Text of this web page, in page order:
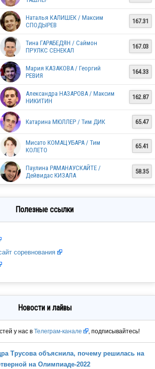
Наталья КАЛИШЕК / Максим
СПОДЫРЕВ
167.31
Тина ГАРАБЕДЯН / Саймон
ПРУЛКС СЕНЕКАЛ
167.03
Мария КАЗАКОВА / Георгий
РЕВИЯ
164.33
Александра НАЗАРОВА / Максим
НИКИТИН
162.87
Катарина МЮЛЛЕР / Тим ДИК 65.47
Мисато КОМАЦУБАРА / Тим
КОЛЕТО
65.41
Паулина РАМАНАУСКАЙТЕ /
Дейвидас КИЗАЛА
58.35
Полезные ссылки
соревнования
Новости и лайвы
у нас в Телеграм-канале , подписывайтесь!
Трусова объяснила, почему решилась на
на Олимпиаде-2022